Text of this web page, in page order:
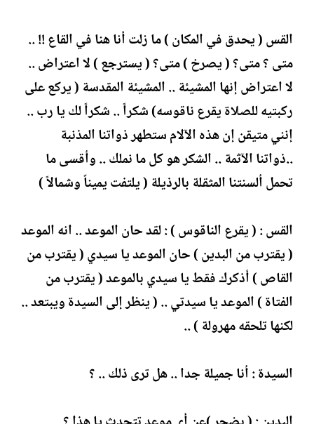
القس ( يحدق في المكان ) ما زلت أنا هنا في القاع !! ..
متى ؟ متى؟ ( يصرخ ) متى؟ ( يسترجع ) لا اعتراض ..
لا اعتراض إنها المشيئة .. المشيئة المقدسة ( يركع على
ركبتيه للصلاة يقرع ناقوسه) شكراً .. شكراً لك يا رب ..
إنني متيقن إن هذه الآلام ستطهر ذواتنا المذنبة
..ذواتنا الآثمة .. الشكر هو كل ما نملك .. وأقسى ما
تحمل ألسنتنا المثقلة بالرذيلة ( يلتفت يميناً وشمالاً )
القس : ( يقرع الناقوس ) : لقد حان الموعد .. انه الموعد
( يقترب من البدين ) حان الموعد يا سيدي ( يقترب من
القاص ) أذكرك فقط يا سيدي بالموعد ( يقترب من
الفتاة ) الموعد يا سيدتي .. ( ينظر إلى السيدة ويبتعد ..
لكنها تلحقه مهرولة ) ..
السيدة : أنا جميلة جدا .. هل ترى ذلك .. ؟